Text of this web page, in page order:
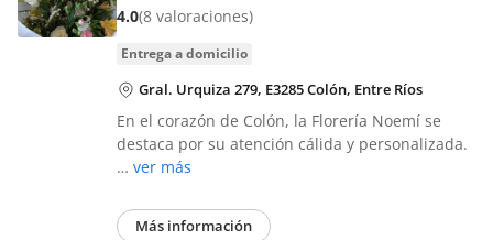
4.0(8 valoraciones)
entrega a domicilio
Gral. Urquiza 279, E3285 Colón, Entre Ríos
En el corazón de Colón, la Florería Noemí se
destaca por su atención cálida y personalizada.
… ver más
Más información